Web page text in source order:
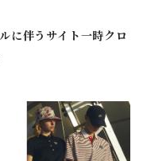
に伴うサイト一時クロ